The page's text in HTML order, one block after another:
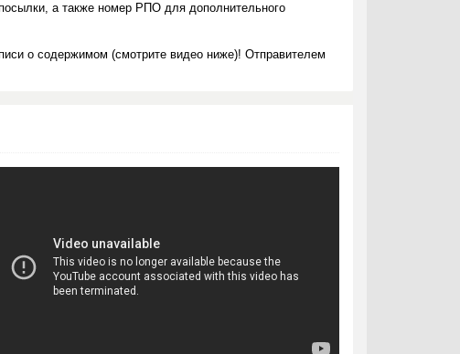
а также номер РПО для дополнительного
о содержимом (смотрите видео ниже)! Отправителем